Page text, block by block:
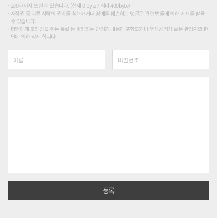
200자까지 쓰실 수 있습니다. (현재 0 byte / 최대 400byte)
저작권 등 다른 사람의 권리를 침해하거나 명예를 훼손하는 댓글은 관련 법률에 의해 제재를 받을
수 있습니다.
타인에게 불쾌감을 주는 욕설 등 비하하는 단어가 내용에 포함되거나 인신공격성 글은 관리자의 판
단에 의해 삭제 합니다.